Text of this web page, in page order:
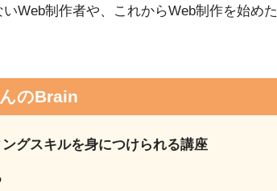
Web制作者や、これからWeb制作を始めた
のBrain
グスキルを身につけられる講座